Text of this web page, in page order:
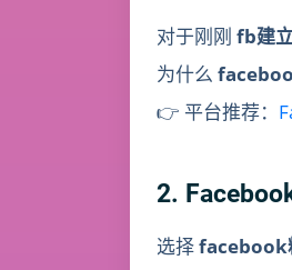
对于刚刚 fb建
为什么
👉 平台推荐：
2.
选择facebook